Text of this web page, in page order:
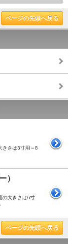
ページの先頭へ戻る
きさは3寸用～8
）
の大きさは6寸
ページの先頭へ戻る